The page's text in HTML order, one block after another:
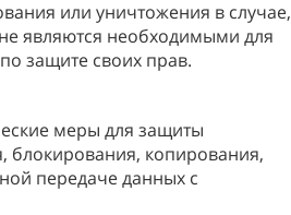
или уничтожения в случае,
являются необходимыми для
защите своих прав.
меры для защиты
блокирования, копирования,
передаче данных с